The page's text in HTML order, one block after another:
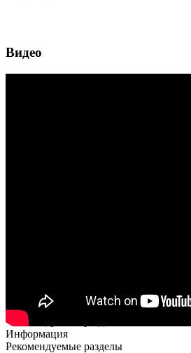
Видео
Рекомендуемые разделы
Информация
Рекомендуемые разделы